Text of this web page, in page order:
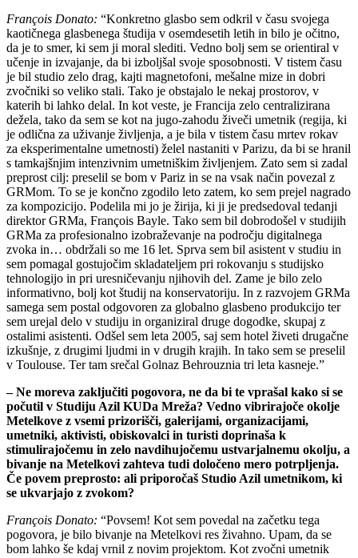
François Donato: “Konkretno glasbo sem odkril v času svojega
kaotičnega glasbenega študija v osemdesetih letih in bilo je očitno,
da je to smer, ki sem ji moral slediti. Vedno bolj sem se orientiral v
učenje in izvajanje, da bi izboljšal svoje sposobnosti. V tistem času
je bil studio zelo drag, kajti magnetofoni, mešalne mize in dobri
zvočniki so veliko stali. Tako je obstajalo le nekaj prostorov, v
katerih bi lahko delal. In kot veste, je Francija zelo centralizirana
dežela, tako da sem se kot na jugo-zahodu živeči umetnik (regija, ki
je odlična za uživanje življenja, a je bila v tistem času mrtev rokav
za eksperimentalne umetnosti) želel nastaniti v Parizu, da bi se hranil
s tamkajšnjim intenzivnim umetniškim življenjem. Zato sem si zadal
preprost cilj: preselil se bom v Pariz in se na vsak način povezal z
GRMom. To se je končno zgodilo leto zatem, ko sem prejel nagrado
za kompozicijo. Podelila mi jo je žirija, ki ji je predsedoval tedanji
direktor GRMa, François Bayle. Tako sem bil dobrodošel v studijih
GRMa za profesionalno izobraževanje na področju digitalnega
zvoka in… obdržali so me 16 let. Sprva sem bil asistent v studiu in
sem pomagal gostujočim skladateljem pri rokovanju s studijsko
tehnologijo in pri uresničevanju njihovih del. Zame je bilo zelo
informativno, bolj kot študij na konservatoriju. In z razvojem GRMa
samega sem postal odgovoren za globalno glasbeno produkcijo ter
sem urejal delo v studiju in organiziral druge dogodke, skupaj z
ostalimi asistenti. Odšel sem leta 2005, saj sem hotel živeti drugačne
izkušnje, z drugimi ljudmi in v drugih krajih. In tako sem se preselil
v Toulouse. Ter tam srečal Golnaz Behrouznia tri leta kasneje.”
– Ne moreva zaključiti pogovora, ne da bi te vprašal kako si se
počutil v Studiju Azil KUDa Mreža? Vedno vibrirajoče okolje
Metelkove z vsemi prizorišči, galerijami, organizacijami,
umetniki, aktivisti, obiskovalci in turisti doprinaša k
stimulirajočemu in zelo navdihujočemu ustvarjalnemu okolju, a
bivanje na Metelkovi zahteva tudi določeno mero potrpljenja.
Če povem preprosto: ali priporočaš Studio Azil umetnikom, ki
se ukvarjajo z zvokom?
François Donato: “Povsem! Kot sem povedal na začetku tega
pogovora, je bilo bivanje na Metelkovi res živahno. Upam, da se
bom lahko še kdaj vrnil z novim projektom. Kot zvočni umetnik